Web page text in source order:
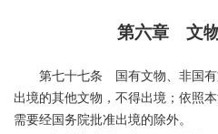
第六章 文
第七十七条 国有文物、非国有
出境的其他文物，不得出境；依照
需要经国务院批准出境的除外。